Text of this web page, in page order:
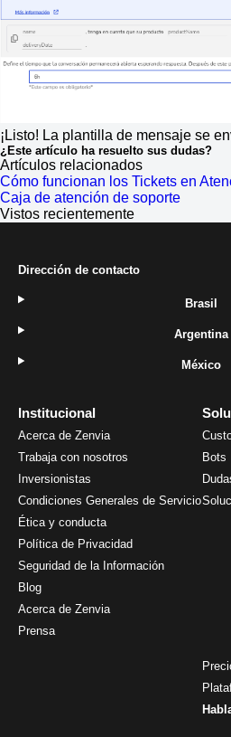
¡Listo! La plantilla de mensaje se
¿Este artículo ha resuelto sus dudas?
Artículos relacionados
Cómo funcionan los Tickets en
Caja de atención de soporte
Vistos recientemente
Institucional
Acerca de Zenvia
Trabaja con nosotros
Inversionistas
Condiciones Generales de Servicio
Ética y conducta
Política de Privacidad
Seguridad de la Información
Blog
Acerca de Zenvia
Prensa
Bots
Dirección de contacto
Brasil
Argentina
México